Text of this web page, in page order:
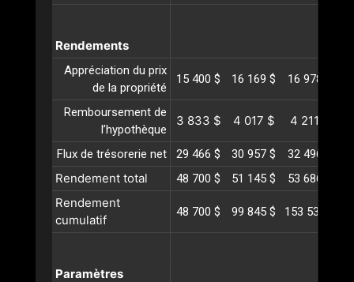
Rendements
Appréciation du prix
de la propriété
15 400 $ 16 169 $ 16 978 $
Remboursement de
l’hypothèque
3 833 $ 4 017 $ 4 211 $
Flux de trésorerie net 29 466 $ 30 957 $ 32 496 $
Rendement total 48 700 $ 51 145 $ 53 686 $
Rendement
cumulatif
48 700 $ 99 845 $ 153 531 $
Paramètres